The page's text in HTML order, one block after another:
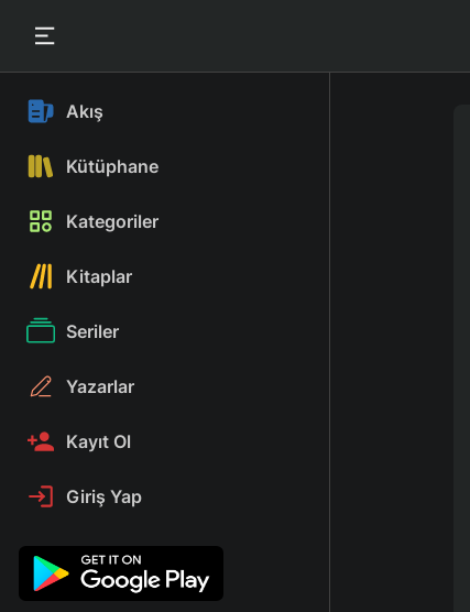
Akış
Kütüphane
Kategoriler
Kitaplar
Seriler
Yazarlar
Kayıt Ol
Giriş Yap